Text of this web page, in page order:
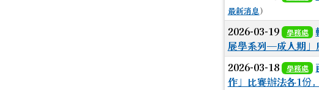
最新消息)
2026-03-19 學務處
展學系列—成人期」
2026-03-18 學務處
作」比賽辦法各1份